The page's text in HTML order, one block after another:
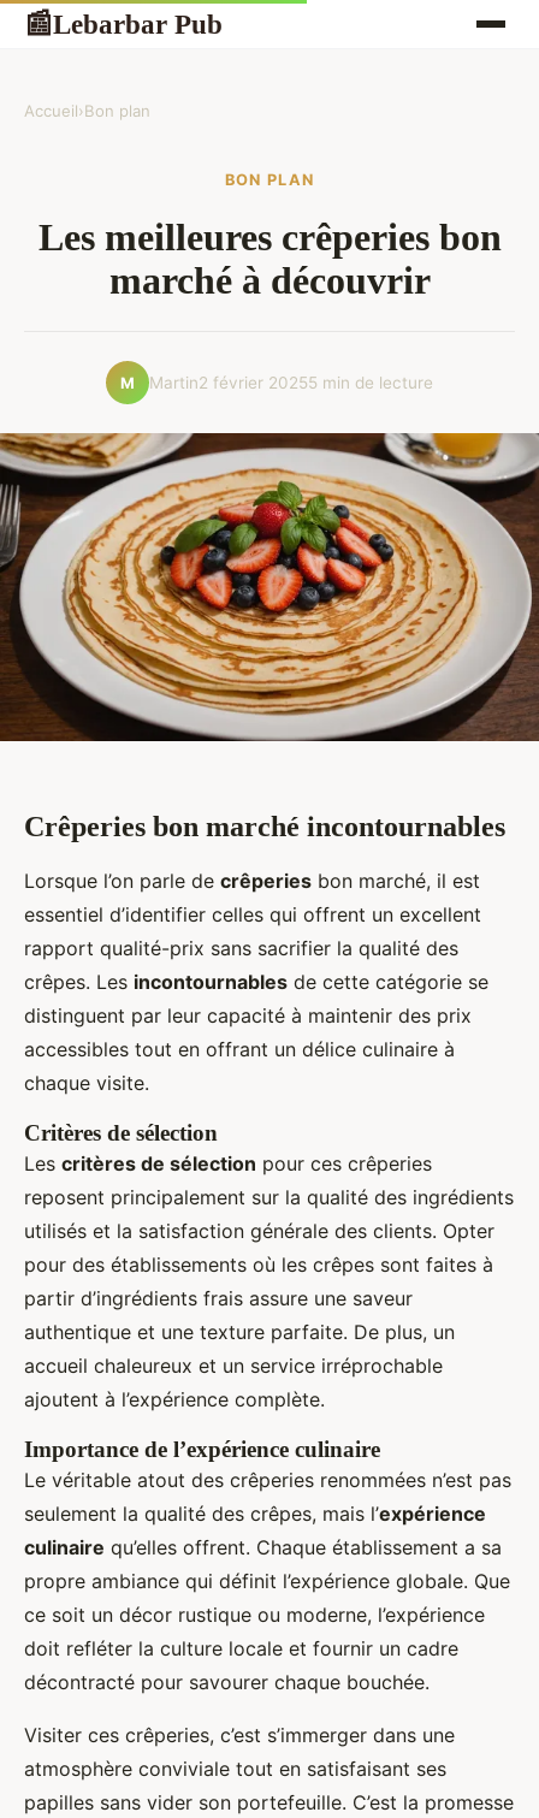
📰Lebarbar Pub
Accueil›Bon plan
BON PLAN
Les meilleures crêperies bon
marché à découvrir
M Martin2 février 20255 min de lecture
Crêperies bon marché incontournables
Lorsque l’on parle de crêperies bon marché, il est
essentiel d’identifier celles qui offrent un excellent
rapport qualité-prix sans sacrifier la qualité des
crêpes. Les incontournables de cette catégorie se
distinguent par leur capacité à maintenir des prix
accessibles tout en offrant un délice culinaire à
chaque visite.
Critères de sélection
Les critères de sélection pour ces crêperies
reposent principalement sur la qualité des ingrédients
utilisés et la satisfaction générale des clients. Opter
pour des établissements où les crêpes sont faites à
partir d’ingrédients frais assure une saveur
authentique et une texture parfaite. De plus, un
accueil chaleureux et un service irréprochable
ajoutent à l’expérience complète.
Importance de l’expérience culinaire
Le véritable atout des crêperies renommées n’est pas
seulement la qualité des crêpes, mais l’expérience
culinaire qu’elles offrent. Chaque établissement a sa
propre ambiance qui définit l’expérience globale. Que
ce soit un décor rustique ou moderne, l’expérience
doit refléter la culture locale et fournir un cadre
décontracté pour savourer chaque bouchée.
Visiter ces crêperies, c’est s’immerger dans une
atmosphère conviviale tout en satisfaisant ses
papilles sans vider son portefeuille. C’est la promesse